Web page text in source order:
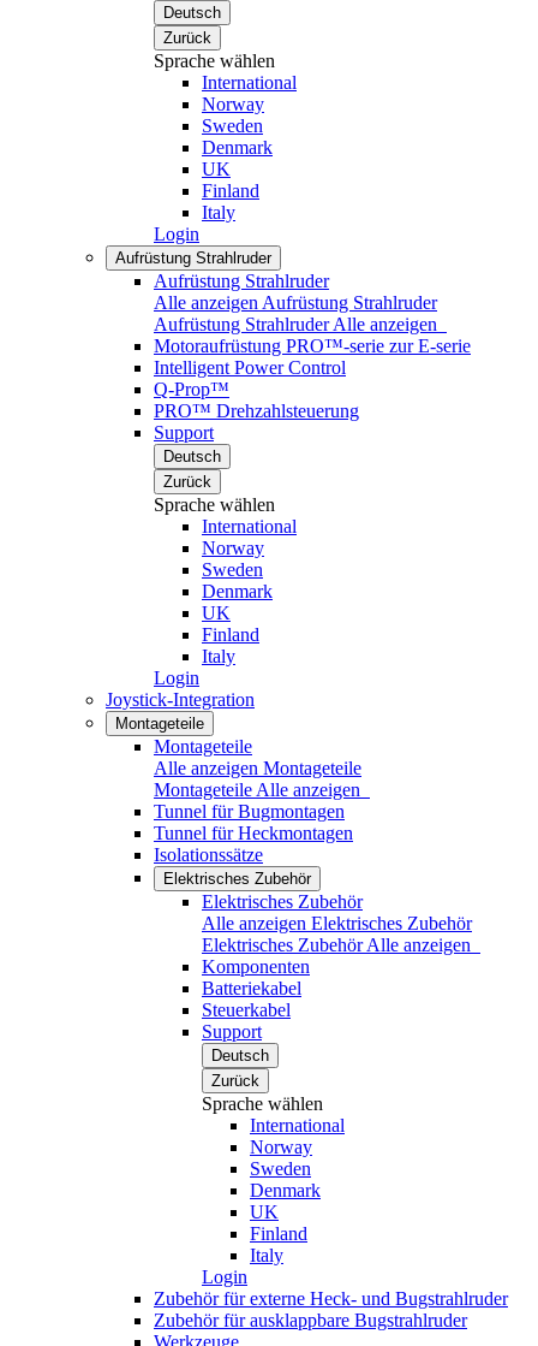
Deutsch
Zurück
Sprache wählen
International
Norway
Sweden
Denmark
UK
Finland
Italy
Login
Aufrüstung Strahlruder
Aufrüstung Strahlruder
Alle anzeigen Aufrüstung Strahlruder
Aufrüstung StrahlruderAlle anzeigen
Motoraufrüstung PRO™-serie zur E-serie
Intelligent Power Control
Q-Prop™
PRO™ Drehzahlsteuerung
Support
Deutsch
Zurück
Sprache wählen
International
Norway
Sweden
Denmark
UK
Finland
Italy
Login
Joystick-Integration
Montageteile
Montageteile
Alle anzeigen Montageteile
Montageteile Alle anzeigen
Tunnel für Bugmontagen
Tunnel für Heckmontagen
Isolationssätze
Elektrisches Zubehör
Elektrisches Zubehör
Alle anzeigen Elektrisches Zubehör
Elektrisches ZubehörAlle anzeigen
Komponenten
Batteriekabel
Steuerkabel
Support
Deutsch
Zurück
Sprache wählen
International
Norway
Sweden
Denmark
UK
Finland
Italy
Login
Zubehör für externe Heck- und Bugstrahlruder
Zubehör für ausklappbare Bugstrahlruder
Werkzeuge